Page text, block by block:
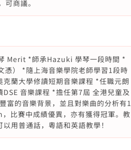
商議。
Merit *師承Hazuki 學琴一段時間 *
憑） *隨上海音樂學院老師學習1段時
蘭大學修讀短期音樂課程 *任職元朗
音樂課程 *擔任第7屆 全港兒童及
富的音樂背景，並且對樂曲的分析有1
比賽中成績優異，亦有獲得冠軍。教
用普通話，粵語和英語教學！